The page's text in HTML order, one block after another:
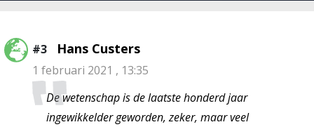
#3 Hans Custers
1 februari 2021 , 13:35
De wetenschap is de laatste honderd jaar
ingewikkelder geworden, zeker, maar veel